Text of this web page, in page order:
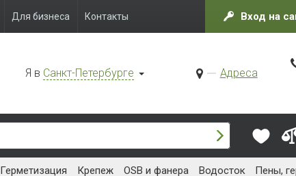
Для бизнеса Контакты Вход на
Я в Санкт-Петербурге Адреса
Герметизация Крепеж OSB и фанера Водосток Пены,